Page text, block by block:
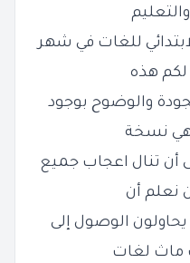
والتعليم
للغات في شهر
لكم هذه
والوضوح بوجود
نسخة
أن تنال اعجاب جميع
نعلم أن
يحاولون الوصول إلى
ماث لغات